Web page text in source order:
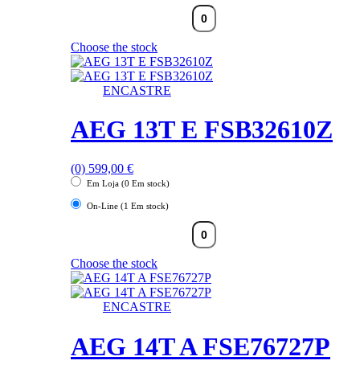
Choose the stock
ENCASTRE
AEG 13T E FSB32610Z
(0) 599,00 €
Em Loja (0 Em stock)
On-Line (1 Em stock)
Choose the stock
ENCASTRE
AEG 14T A FSE76727P